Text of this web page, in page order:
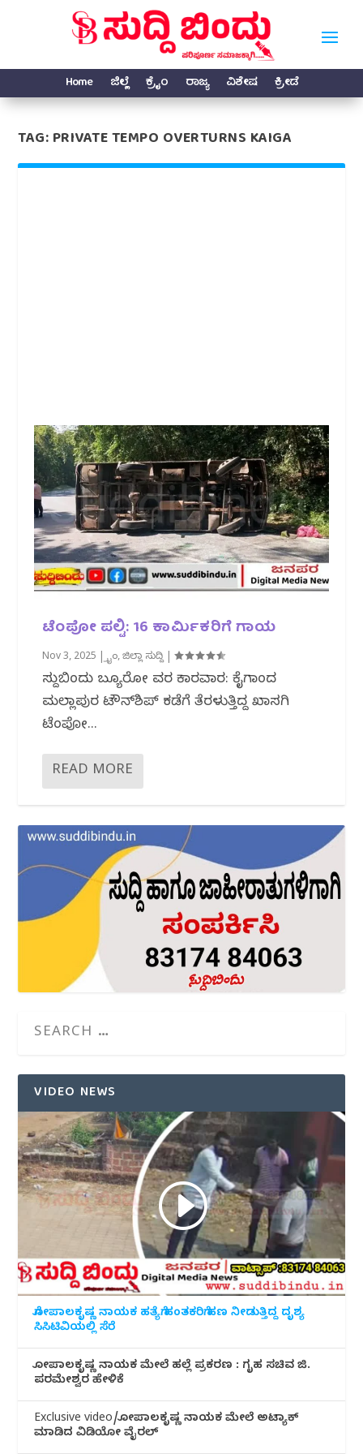
Home ಜಿಲ್ಲೆ ಕ್ರೈಂ ರಾಜ್ಯ ವಿಶೇಷ ಕ್ರೀಡೆ
TAG:PRIVATE TEMPO OVERTURNS KAIGA
ಟೆಂಪೋ ಪಲ್ಟಿ: 16 ಕಾರ್ಮಿಕರಿಗೆ ಗಾಯ
Nov 3, 2025 |ಕ್ರೈಂ,ಜಿಲ್ಲಾ ಸುದ್ದಿ |
ಸುದ್ದಿಬಿಂದು ಬ್ಯೂರೋ ವರದಿ ಕಾರವಾರ: ಕೈಗಾದಿಂದ
ಮಲ್ಲಾಪುರ ಟೌನ್‌ಶಿಪ್‌ ಕಡೆಗೆ ತೆರಳುತ್ತಿದ್ದ ಖಾಸಗಿ
ಟೆಂಪೋ...
READ MORE
VIDEO NEWS
ಗೋಪಾಲಕೃಷ್ಣ ನಾಯಕ ಹತ್ಯೆಗೆ ಹಂತಕರಿಗೆ ಹಣ ನೀಡುತ್ತಿದ್ದ ದೃಶ್ಯ
ಸಿಸಿಟಿವಿಯಲ್ಲಿ ಸೆರೆ
ಗೋಪಾಲಕೃಷ್ಣ ನಾಯಕ ಮೇಲೆ ಹಲ್ಲೆ ಪ್ರಕರಣ : ಗೃಹ ಸಚಿವ ಜಿ.
ಪರಮೇಶ್ವರ ಹೇಳಿಕೆ
Exclusive video/ಗೋಪಾಲಕೃಷ್ಣ ನಾಯಕ ಮೇಲೆ ಅಟ್ಯಾಕ್
ಮಾಡಿದ ವಿಡಿಯೋ ವೈರಲ್